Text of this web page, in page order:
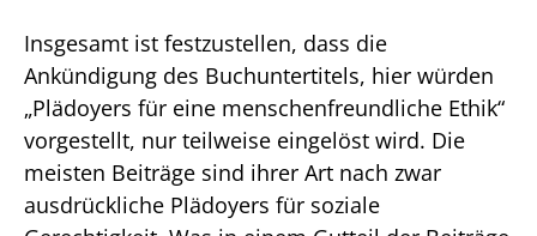
Insgesamt ist festzustellen, dass die
Ankündigung des Buchuntertitels, hier würden
„Plädoyers für eine menschenfreundliche Ethik“
vorgestellt, nur teilweise eingelöst wird. Die
meisten Beiträge sind ihrer Art nach zwar
ausdrückliche Plädoyers für soziale